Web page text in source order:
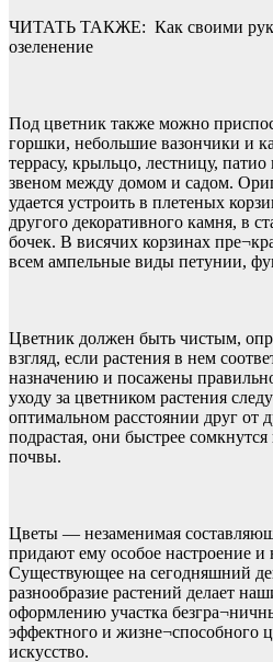
ЧИТАТЬ ТАКЖЕ: Как своими
озеленение
Под цветник также можно
горшки, небольшие вазончики и
террасу, крыльцо, лестницу,
звеном между домом и садом.
удается устроить в плетеных
другого декоративного камня, в
бочек. В висячих корзинах
всем ампельные виды петунии,
Цветник должен быть чистым,
взгляд, если растения в нем
назначению и посажены
уходу за цветником растения
оптимальном расстоянии друг от
подрастая, они быстрее
почвы.
Цветы — незаменимая
придают ему особое настроение и
Существующее на сегодняшний
разнообразие растений делает
оформлению участка
эффектного и жизне¬способного
искусство.